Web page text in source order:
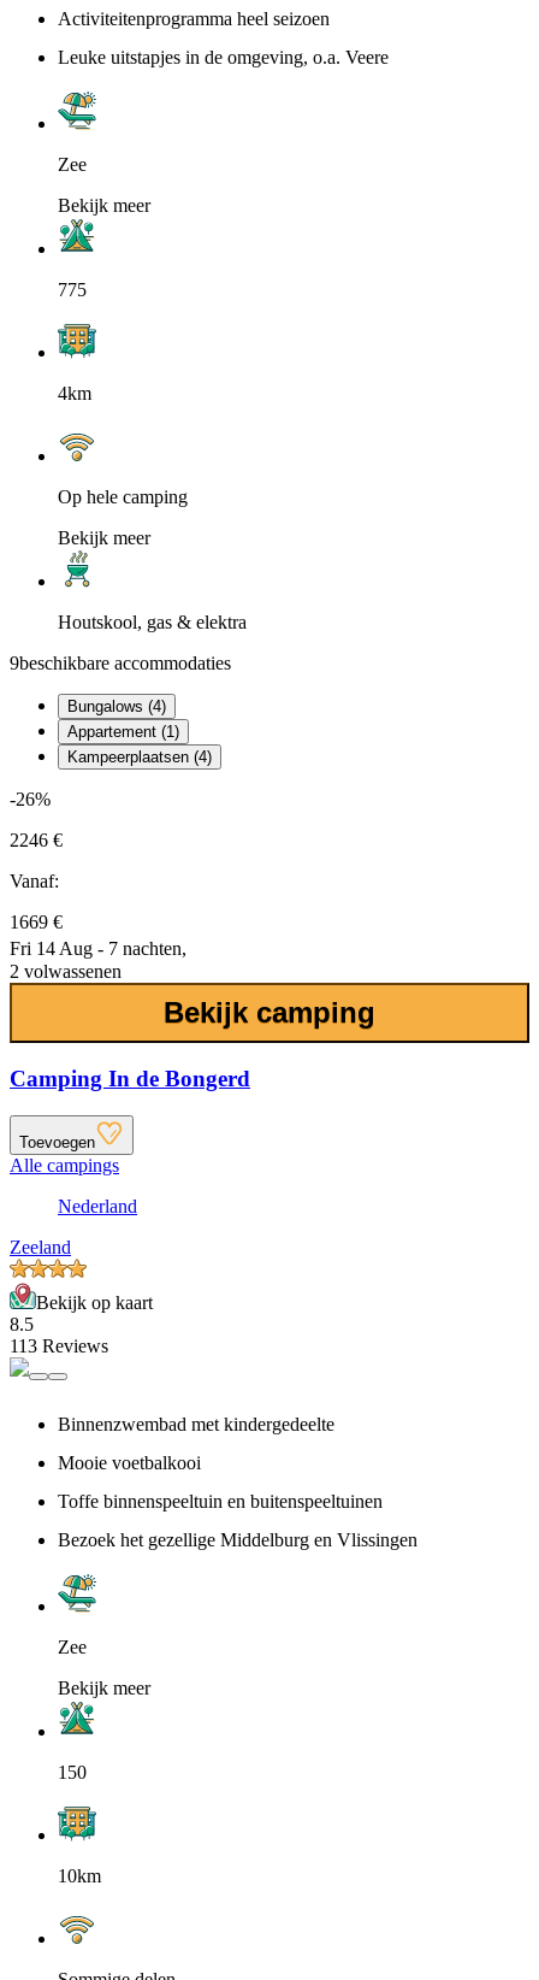
Activiteitenprogramma heel seizoen
Leuke uitstapjes in de omgeving, o.a. Veere
Zee
Bekijk meer
775
4km
Op hele camping
Bekijk meer
Houtskool, gas & elektra
9beschikbare accommodaties
Bungalows (4)
Appartement (1)
Kampeerplaatsen (4)
-26%
2246 €
Vanaf:
1669 €
Fri 14 Aug - 7 nachten,
2 volwassenen
Bekijk camping
Camping In de Bongerd
Toevoegen
Alle campings
Nederland
Zeeland
Bekijk op kaart
8.5
113 Reviews
Binnenzwembad met kindergedeelte
Mooie voetbalkooi
Toffe binnenspeeltuin en buitenspeeltuinen
Bezoek het gezellige Middelburg en Vlissingen
Zee
Bekijk meer
150
10km